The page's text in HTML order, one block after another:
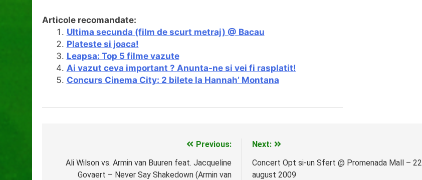
Articole recomandate:
Ultima secunda (film de scurt metraj) @ Bacau
Plateste si joaca!
Leapsa: Top 5 filme vazute
Ai vazut ceva important ? Anunta-ne si vei fi rasplatit!
Concurs Cinema City: 2 bilete la Hannah’ Montana
Previous:
Ali Wilson vs. Armin van Buuren feat. Jacqueline
Govaert – Never Say Shakedown (Armin van
Next:
Concert Opt si-un Sfert @ Promenada Mall – 22
august 2009